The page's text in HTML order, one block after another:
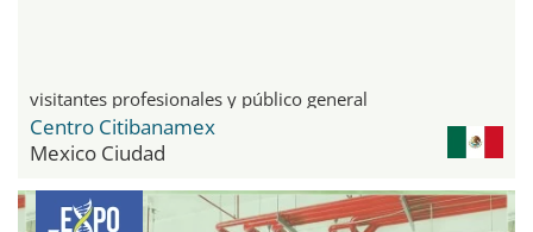
visitantes profesionales y público general
Centro Citibanamex
Mexico Ciudad